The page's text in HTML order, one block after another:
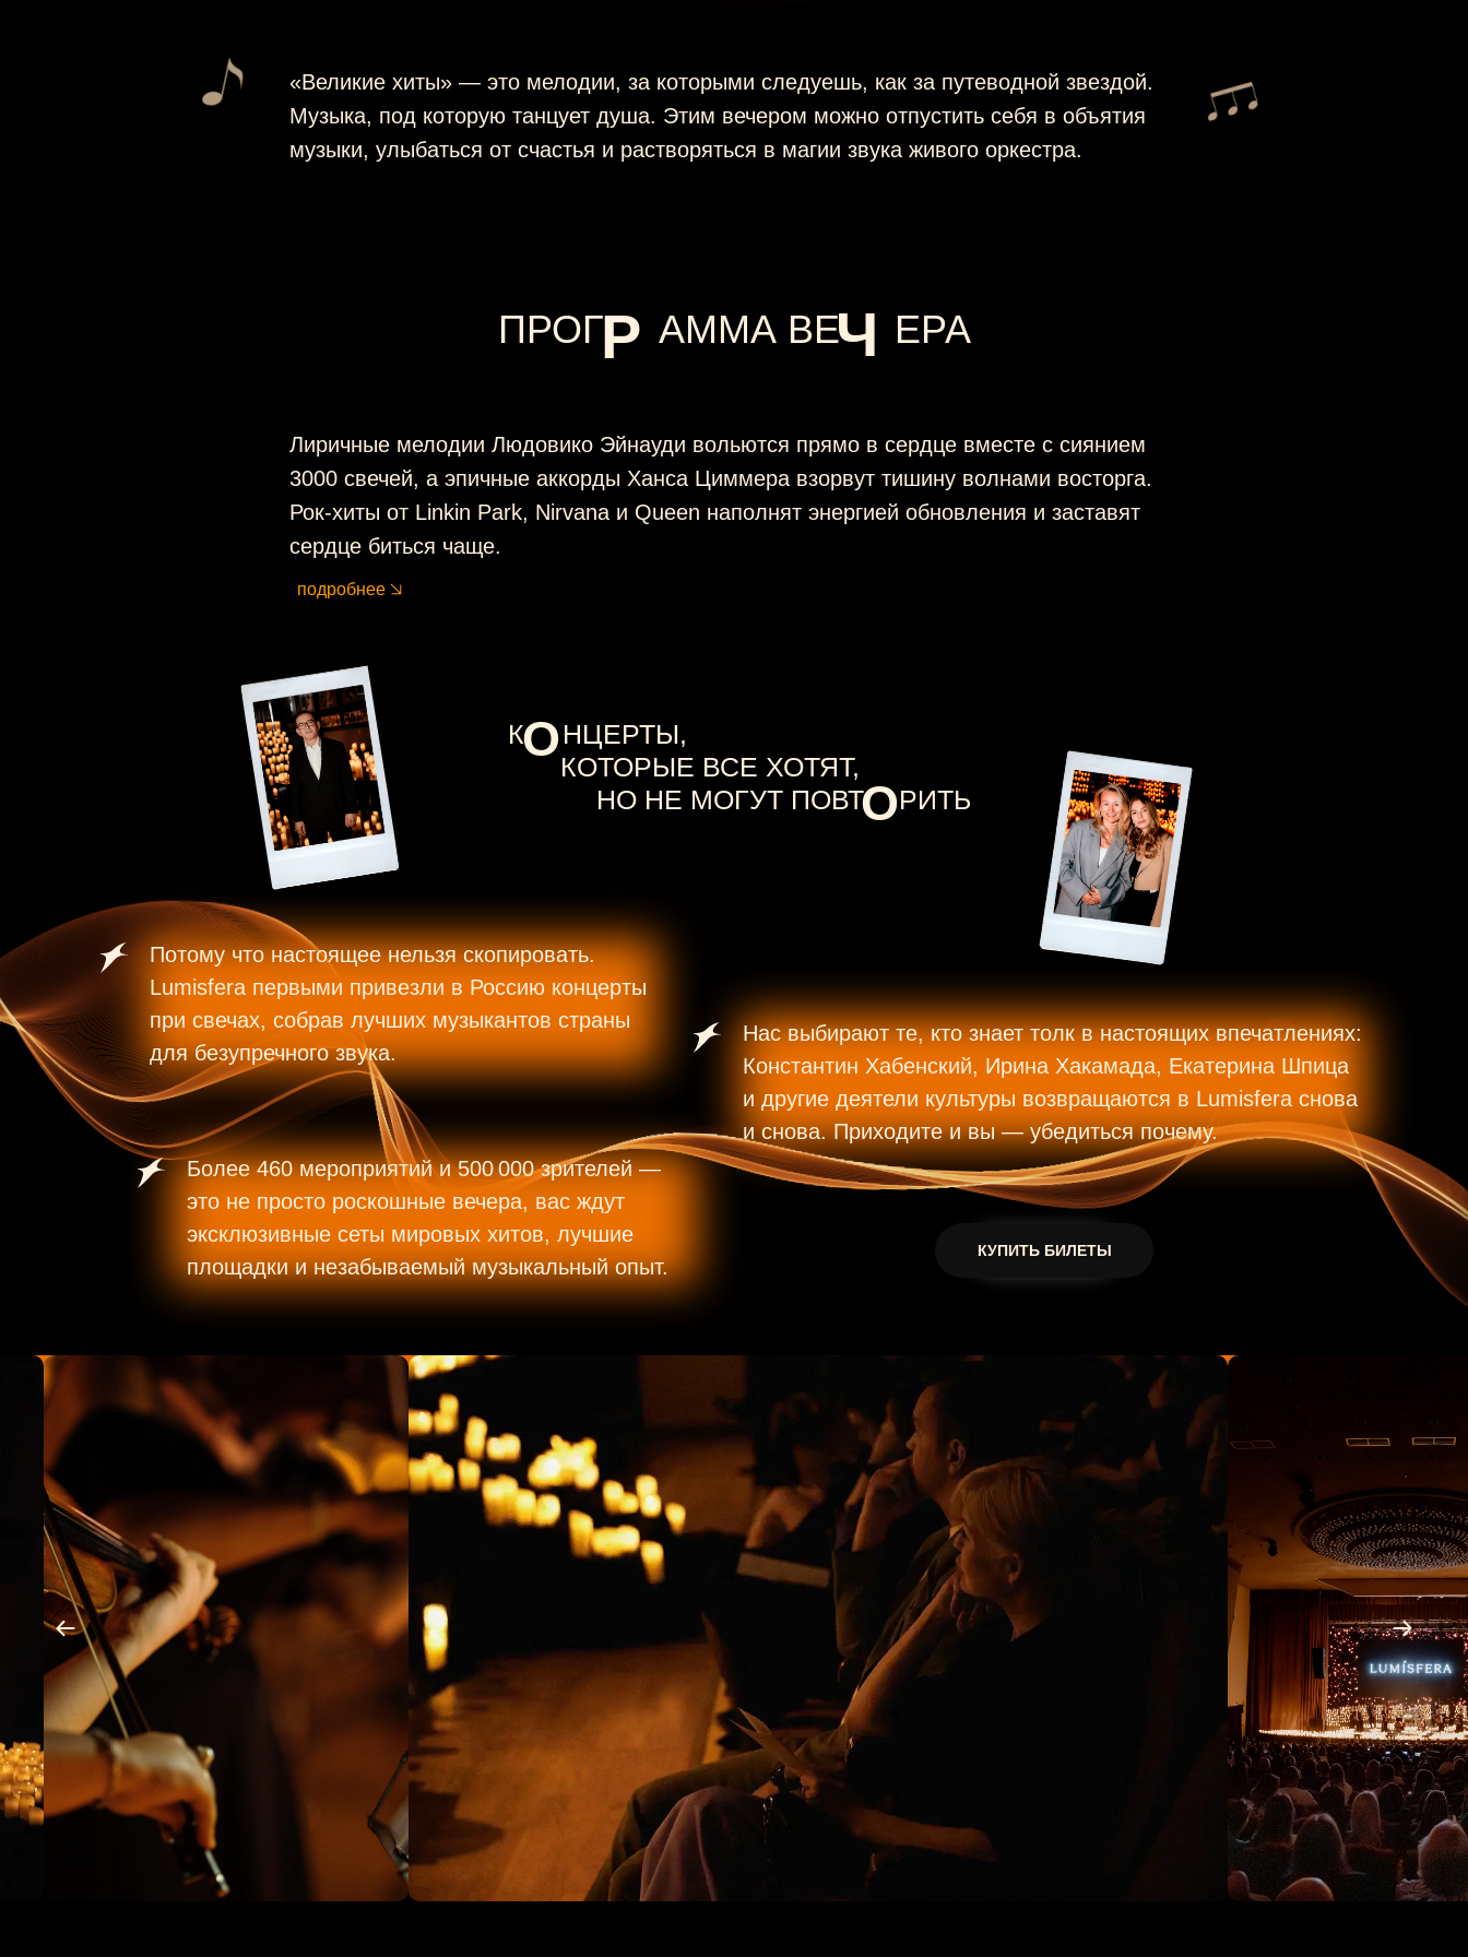
«Великие хиты» — это мелодии, за которыми следуешь, как за путеводной звездой.
Музыка, под которую танцует душа. Этим вечером можно отпустить себя в объятия
музыки, улыбаться от счастья и растворяться в магии звука живого оркестра.
Лиричные мелодии Людовико Эйнауди вольются прямо в сердце вместе с сиянием
3000 свечей, а эпичные аккорды Ханса Циммера взорвут тишину волнами восторга.
Рок-хиты от Linkin Park, Nirvana и Queen наполнят энергией обновления и заставят
сердце биться чаще.
ПРОГ_._ АММА ВЕ.__ ЕРА
Ч
Р
подробнее
Потому что настоящее нельзя скопировать.
Lumisfera первыми привезли в Россию концерты
при свечах, собрав лучших музыкантов страны
для безупречного звука.
Более 460 мероприятий и 500 000 зрителей —
это не просто роскошные вечера, вас ждут
эксклюзивные сеты мировых хитов, лучшие
площадки и незабываемый музыкальный опыт.
Нас выбирают те, кто знает толк в настоящих впечатлениях:
Константин Хабенский, Ирина Хакамада, Екатерина Шпица
и другие деятели культуры возвращаются в Lumisfera снова
и снова. Приходите и вы — убедиться почему.
НО НЕ МОГУТ ПОВТ.....РИТЬ
О
КОТОРЫЕ ВСЕ ХОТЯТ,
К.....НЦЕРТЫ,
О
КУПИТЬ БИЛЕТЫ